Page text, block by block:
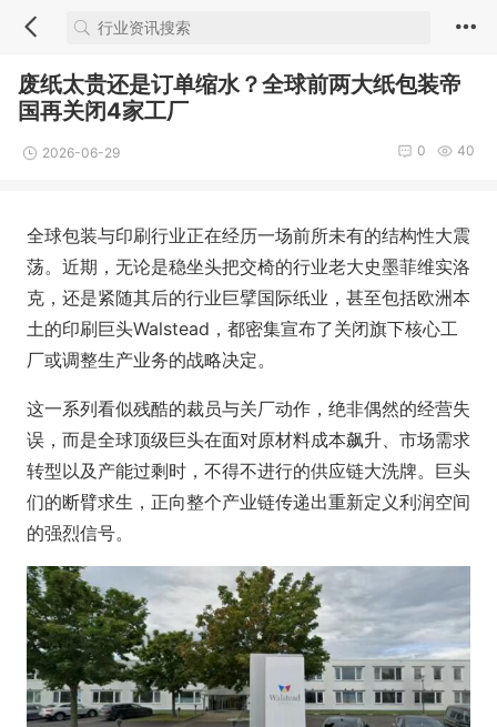
废纸太贵还是订单缩水？全球前两大纸包装帝
国再关闭4家工厂
2026-06-29 40
0
全球包装与印刷行业正在经历一场前所未有的结构性大震
荡。近期，无论是稳坐头把交椅的行业老大史墨菲维实洛
克，还是紧随其后的行业巨擘国际纸业，甚至包括欧洲本
土的印刷巨头Walstead，都密集宣布了关闭旗下核心工
厂或调整生产业务的战略决定。
这一系列看似残酷的裁员与关厂动作，绝非偶然的经营失
误，而是全球顶级巨头在面对原材料成本飙升、市场需求
转型以及产能过剩时，不得不进行的供应链大洗牌。巨头
们的断臂求生，正向整个产业链传递出重新定义利润空间
的强烈信号。